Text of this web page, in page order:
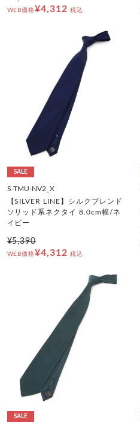
WEB価格¥4,312 税込
SALE
S-TMU-NV2_X
【SILVER LINE】シルクブレンド
ソリッド系ネクタイ 8.0cm幅/ネ
イビー
¥5,390
WEB価格¥4,312 税込
SALE